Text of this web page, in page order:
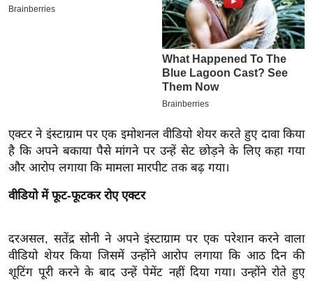
I
क्रा
इ
म
ई
पे
प
र
एक्टर ने इंस्टाग्राम पर एक इमोशनल वीडियो शेयर करते हुए दावा किया
है कि अपने बकाया पैसे मांगने पर उन्हें सेट छोड़ने के लिए कहा गया
और आरोप लगाया कि मामला मारपीट तक बढ़ गया।
वीडियो में फूट-फूटकर रोए एक्टर
दरअसल, सतेंद्र सोनी ने अपने इंस्टाग्राम पर एक परेशान करने वाला
वीडियो शेयर किया जिसमें उन्होंने आरोप लगाया कि आठ दिन की
शूटिंग पूरी करने के बाद उन्हें पेमेंट नहीं दिया गया। उन्होंने रोते हुए